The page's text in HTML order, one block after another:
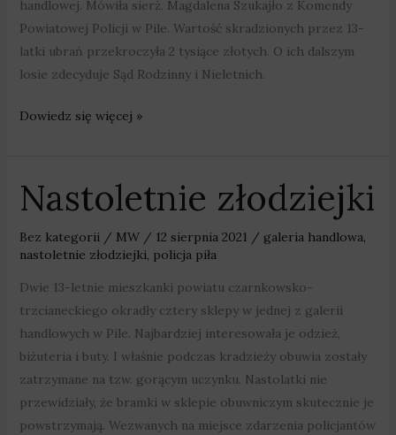
handlowej. Mówiła sierż. Magdalena Szukajło z Komendy
Powiatowej Policji w Pile. Wartość skradzionych przez 13-
latki ubrań przekroczyła 2 tysiące złotych. O ich dalszym
losie zdecyduje Sąd Rodzinny i Nieletnich.
Dowiedz się więcej »
Nastoletnie złodziejki
Bez kategorii/ MW / 12 sierpnia 2021 / galeria handlowa,
nastoletnie złodziejki, policja piła
Dwie 13-letnie mieszkanki powiatu czarnkowsko-
trzcianeckiego okradły cztery sklepy w jednej z galerii
handlowych w Pile. Najbardziej interesowała je odzież,
biżuteria i buty. I właśnie podczas kradzieży obuwia zostały
zatrzymane na tzw. gorącym uczynku. Nastolatki nie
przewidziały, że bramki w sklepie obuwniczym skutecznie je
powstrzymają. Wezwanych na miejsce zdarzenia policjantów
Nastoletnie
złodziejki